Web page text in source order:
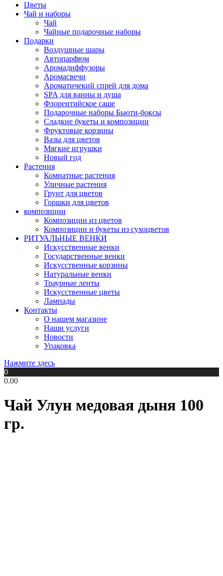
Цветы
Чай и наборы
Чай
Чайные подарочные наборы
Подарки
Воздушные шары
Автопарфюм
Аромадиффузоры
Аромасвечи
Ароматичекий спрей для дома
SPA для ванны и душа
Флорентийское саше
Подарочные наборы Бьюти-боксы
Сладкие букеты и композиции
Фруктовые корзины
Вазы для цветов
Мягкие игрушки
Новый год
Растения
Комнатные растения
Уличные растения
Грунт для цветов
Горшки для цветов
композиции
Композиции из цветов
Композиции и букеты из сухоцветов
РИТУАЛЬНЫЕ ВЕНКИ
Искусственные венки
Государственные венки
Искусственные корзины
Натуральные венки
Траурные ленты
Искусственные цветы
Лампады
Контакты
О нашем магазине
Наши услуги
Новости
Упаковка
Нажмите здесь
0
0.00
Чай Улун медовая дыня 100
гр.